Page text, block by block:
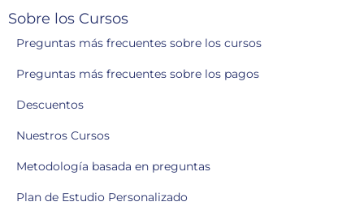
Sobre los Cursos
Preguntas más frecuentes sobre los cursos
Preguntas más frecuentes sobre los pagos
Descuentos
Nuestros Cursos
Metodología basada en preguntas
Plan de Estudio Personalizado